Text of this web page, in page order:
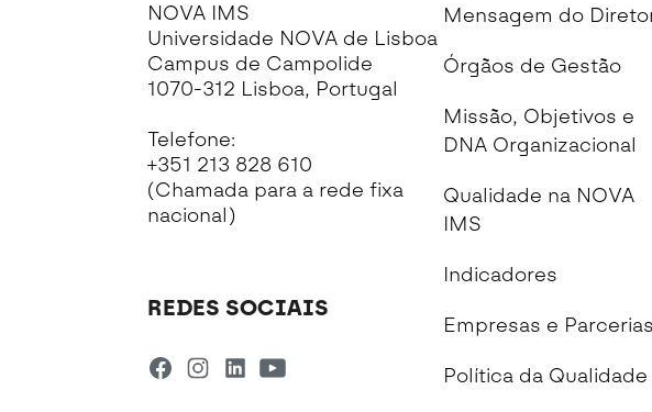
NOVA IMS
Universidade NOVA de Lisboa
Campus de Campolide
1070-312 Lisboa, Portugal
Telefone:
+351 213 828 610
(Chamada para a rede fixa
nacional)
REDES SOCIAIS
Mensagem do
Órgãos de Gestão
Missão, Objetivos e
DNA Organizacional
Qualidade na NOVA
IMS
Indicadores
Empresas e Parcerias
Política da Qualidade